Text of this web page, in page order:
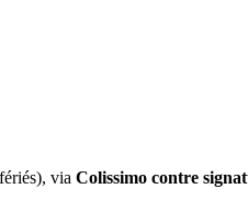
via Colissimo contre